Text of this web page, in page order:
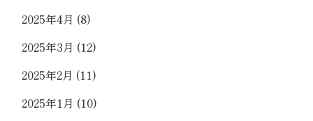
2025年4月 (8)
2025年3月 (12)
2025年2月 (11)
2025年1月 (10)